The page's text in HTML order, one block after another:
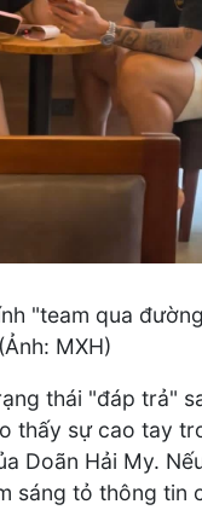
"team qua
MXH)
thái "đáp trả"
thấy sự cao tay
Doãn Hải My.
sáng tỏ thông tin